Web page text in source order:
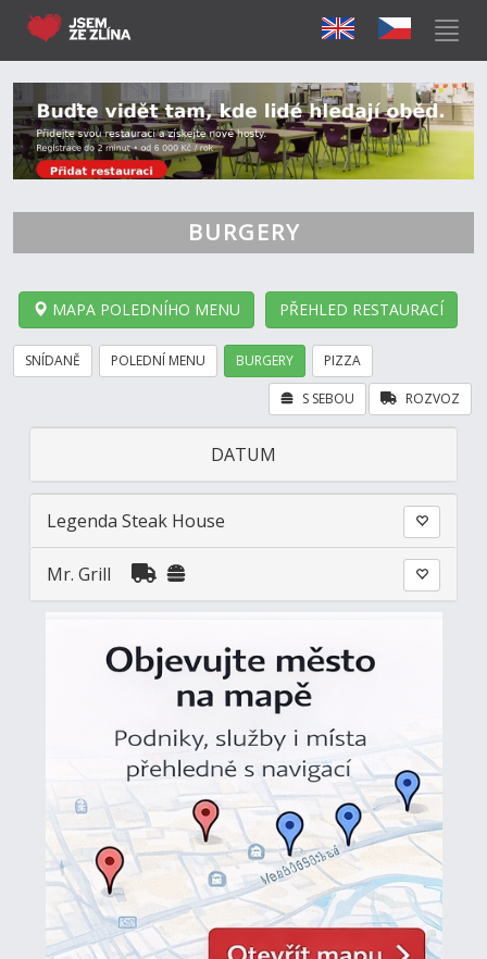
BURGERY
MAPA POLEDNÍHO MENU PŘEHLED RESTAURACÍ
SNÍDANĚ POLEDNÍ MENU BURGERY PIZZA
ROZVOZ
S SEBOU
DATUM
Legenda Steak House
Mr. Grill